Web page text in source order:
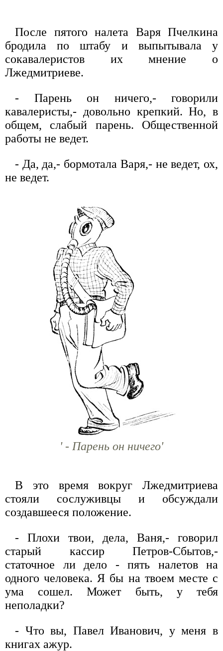
После пятого налета Варя Пчелкина
бродила по штабу и выпытывала у
сокавалеристов их мнение о
Лжедмитриеве.
- Парень он ничего,- говорили
кавалеристы,- довольно крепкий. Но, в
общем, слабый парень. Общественной
работы не ведет.
- Да, да,- бормотала Варя,- не ведет, ох,
не ведет.
' - Парень он ничего'
В это время вокруг Лжедмитриева
стояли сослуживцы и обсуждали
создавшееся положение.
- Плохи твои, дела, Ваня,- говорил
старый кассир Петров-Сбытов,-
статочное ли дело - пять налетов на
одного человека. Я бы на твоем месте с
ума сошел. Может быть, у тебя
неполадки?
- Что вы, Павел Иванович, у меня в
книгах ажур.